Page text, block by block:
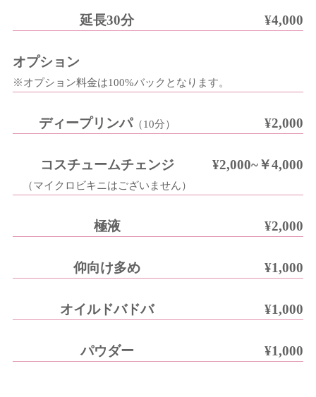
延長30分 ¥4,000
オプション
※オプション料金は100%バックとなります。
ディープリンパ（10分） ¥2,000
コスチュームチェンジ
（マイクロビキニはございません）
¥2,000~￥4,000
極液 ¥2,000
仰向け多め ¥1,000
オイルドバドバ ¥1,000
パウダー ¥1,000